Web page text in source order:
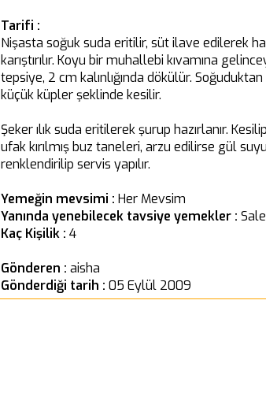
Tarifi :
Nişasta soğuk suda eritilir, süt ilave edilerek
karıştırılır. Koyu bir muhallebi kıvamına
tepsiye, 2 cm kalınlığında dökülür.
küçük küpler şeklinde kesilir.
Şeker ılık suda eritilerek şurup hazırlanır.
ufak kırılmış buz taneleri, arzu edilirse gül
renklendirilip servis yapılır.
Yemeğin mevsimi : Her Mevsim
Yanında yenebilecek tavsiye yemekler :
Kaç Kişilik : 4
Gönderen : aisha
Gönderdiği tarih : 05 Eylül 2009